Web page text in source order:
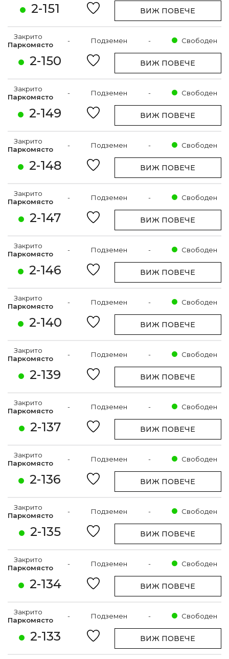
2-151 ВИЖ ПОВЕЧЕ
2-150
Закрито
Паркомясто
- Подземен - Свободен
ВИЖ ПОВЕЧЕ
2-149
Закрито
Паркомясто
- Подземен - Свободен
ВИЖ ПОВЕЧЕ
2-148
Закрито
Паркомясто
- Подземен - Свободен
ВИЖ ПОВЕЧЕ
2-147
Закрито
Паркомясто
- Подземен - Свободен
ВИЖ ПОВЕЧЕ
2-146
Закрито
Паркомясто
- Подземен - Свободен
ВИЖ ПОВЕЧЕ
2-140
Закрито
Паркомясто
- Подземен - Свободен
ВИЖ ПОВЕЧЕ
2-139
Закрито
Паркомясто
- Подземен - Свободен
ВИЖ ПОВЕЧЕ
2-137
Закрито
Паркомясто
- Подземен - Свободен
ВИЖ ПОВЕЧЕ
2-136
Закрито
Паркомясто
- Подземен - Свободен
ВИЖ ПОВЕЧЕ
2-135
Закрито
Паркомясто
- Подземен - Свободен
ВИЖ ПОВЕЧЕ
2-134
Закрито
Паркомясто
- Подземен - Свободен
ВИЖ ПОВЕЧЕ
2-133
Закрито
Паркомясто
- Подземен - Свободен
ВИЖ ПОВЕЧЕ